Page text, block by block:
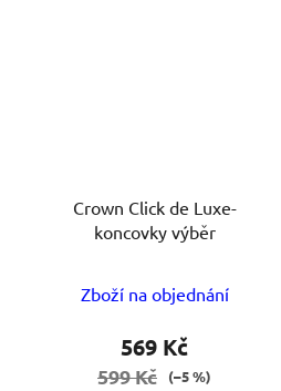
Crown Click de Luxe-
koncovky výběr
Zboží na objednání
569 Kč
599 Kč (–5 %)